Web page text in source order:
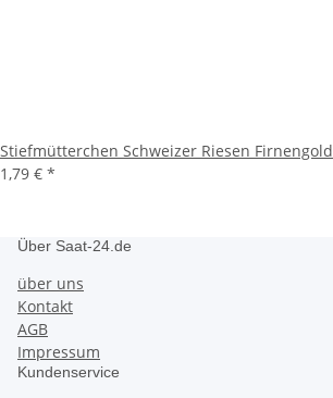
Stiefmütterchen Schweizer Riesen Firnengold
1,79 € *
Über Saat-24.de
über uns
Kontakt
AGB
Impressum
Kundenservice